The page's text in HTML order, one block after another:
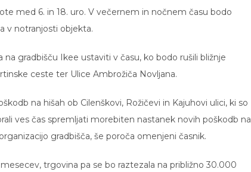
med 6. in 18. uro. V večernem in nočnem času bodo
v notranjosti objekta.
gradbišču Ikee ustaviti v času, ko bodo rušili bližnje
ceste ter Ulice Ambrožiča Novljana.
na hišah ob Cilenškovi, Rožičevi in Kajuhovi ulici, ki so
ves čas spremljati morebiten nastanek novih poškodb na
gradbišča, še poroča omenjeni časnik.
trgovina pa se bo raztezala na približno 30.000